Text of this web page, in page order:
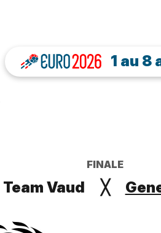
1 au 8
FINALE
Team Vaud ╳